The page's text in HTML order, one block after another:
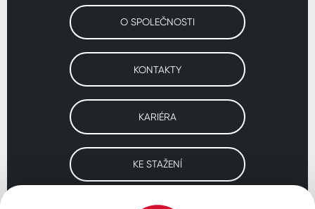
O SPOLEČNOSTI
KONTAKTY
KARIÉRA
KE STAŽENÍ